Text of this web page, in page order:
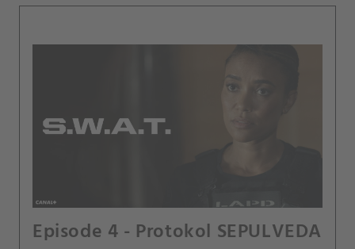
Episode 4 - Protokol SEPULVEDA